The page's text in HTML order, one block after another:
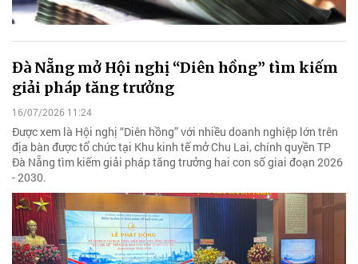
Đà Nẵng mở Hội nghị “Diên hồng” tìm kiếm
giải pháp tăng trưởng
16/07/2026 11:24
Được xem là Hội nghị “Diên hồng” với nhiều doanh nghiệp lớn trên
địa bàn được tổ chức tại Khu kinh tế mở Chu Lai, chính quyền TP
Đà Nẵng tìm kiếm giải pháp tăng trưởng hai con số giai đoạn 2026
- 2030.